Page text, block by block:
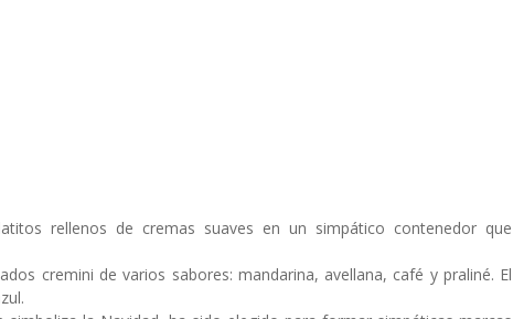
rellenos de cremas suaves en un simpático contenedor que
cremini de varios sabores: mandarina, avellana, café y praliné. El